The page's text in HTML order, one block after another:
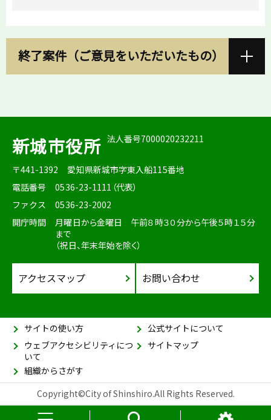
終了案件（ご意見をいただいたもの）
新城市役所 法人番号7000020232211
〒441-1392
愛知県新城市字東入船115番地
電話番号
0536-23-1111（代表）
ファクス
0536-23-2002
開庁時間
月曜日から金曜日 午前８時３０分から午後５時１５分
まで
（祝日、年末年始を除く）
アクセスマップ お問い合わせ
サイトの使い方
公式サイトについて
ウェブアクセシビリティにつ
いて
サイトマップ
組織からさがす
Copyright©City of Shinshiro.All Rights Reserved.